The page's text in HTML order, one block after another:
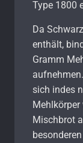
Type 1800
Da
enthält,
Gramm
sich indes
Mischbrot